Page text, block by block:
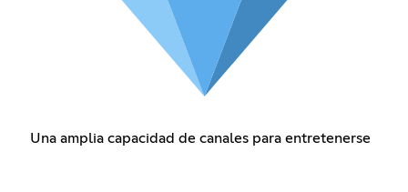
Una amplia capacidad de canales para entretenerse